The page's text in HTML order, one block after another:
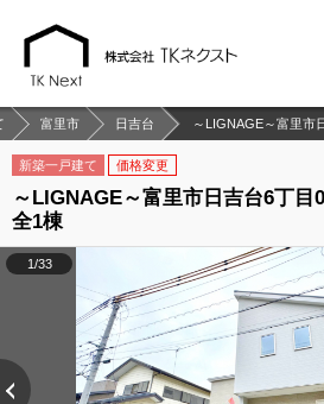
富里市 日吉台 ～LIGNAGE～富里
新築一戸建て 価格変更
～LIGNAGE～富里市日吉台6丁
全1棟
1/33
前回の履歴 検討リスト
中国語での対応も可
お問い合わせ
営業メールは固くお断り